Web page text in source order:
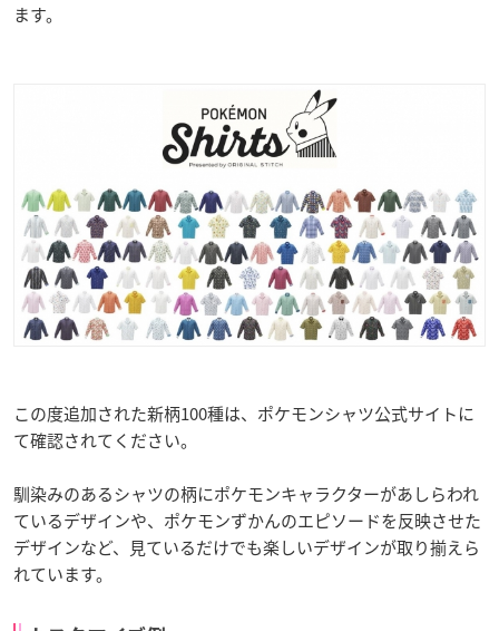
ます。
この度追加された新柄100種は、ポケモンシャツ公式サイトに
て確認されてください。
馴染みのあるシャツの柄にポケモンキャラクターがあしらわれ
ているデザインや、ポケモンずかんのエピソードを反映させた
デザインなど、見ているだけでも楽しいデザインが取り揃えら
れています。